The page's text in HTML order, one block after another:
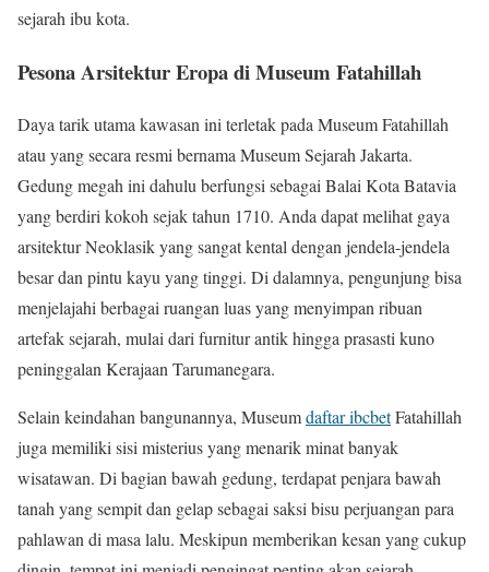
sejarah ibu kota.
Pesona Arsitektur Eropa di Museum Fatahillah
Daya tarik utama kawasan ini terletak pada Museum Fatahillah
atau yang secara resmi bernama Museum Sejarah Jakarta.
Gedung megah ini dahulu berfungsi sebagai Balai Kota Batavia
yang berdiri kokoh sejak tahun 1710. Anda dapat melihat gaya
arsitektur Neoklasik yang sangat kental dengan jendela-jendela
besar dan pintu kayu yang tinggi. Di dalamnya, pengunjung bisa
menjelajahi berbagai ruangan luas yang menyimpan ribuan
artefak sejarah, mulai dari furnitur antik hingga prasasti kuno
peninggalan Kerajaan Tarumanegara.
Selain keindahan bangunannya, Museumdaftar ibcbetFatahillah
juga memiliki sisi misterius yang menarik minat banyak
wisatawan. Di bagian bawah gedung, terdapat penjara bawah
tanah yang sempit dan gelap sebagai saksi bisu perjuangan para
pahlawan di masa lalu. Meskipun memberikan kesan yang cukup